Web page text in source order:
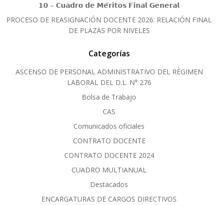
𝟭𝟬 – 𝗖𝘂𝗮𝗱𝗿𝗼 𝗱𝗲 𝗠𝗲́𝗿𝗶𝘁𝗼𝘀 𝗙𝗶𝗻𝗮𝗹 𝗚𝗲𝗻𝗲𝗿𝗮𝗹
PROCESO DE REASIGNACIÓN DOCENTE 2026: RELACIÓN FINAL
DE PLAZAS POR NIVELES
Categorías
ASCENSO DE PERSONAL ADMINISTRATIVO DEL RÈGIMEN
LABORAL DEL D.L. N° 276
Bolsa de Trabajo
CAS
Comunicados oficiales
CONTRATO DOCENTE
CONTRATO DOCENTE 2024
CUADRO MULTIANUAL
Destacados
ENCARGATURAS DE CARGOS DIRECTIVOS